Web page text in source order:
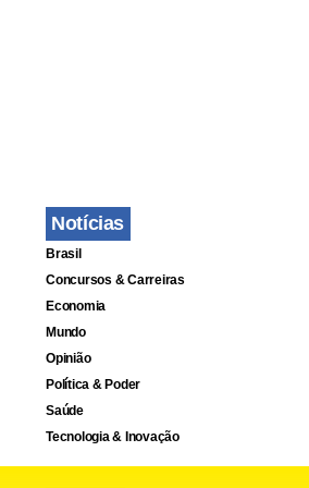
Notícias
Brasil
Concursos & Carreiras
Economia
Mundo
Opinião
Política & Poder
Saúde
Tecnologia & Inovação